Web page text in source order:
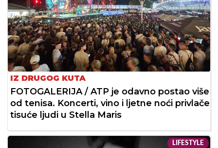
IZ DRUGOG KUTA
FOTOGALERIJA / ATP je odavno postao više
od tenisa. Koncerti, vino i ljetne noći privlače
tisuće ljudi u Stella Maris
LIFESTYLE